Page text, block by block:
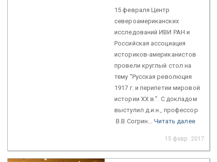
15 февраля Центр
североамериканских
исследований ИВИ РАН и
Российская ассоциация
историков-американистов
провели круглый стол на
тему "Русская революция
1917 г. и перипетии мировой
истории ХХ в.". С докладом
выступил д.и.н., профессор
В.В.Согрин... Читать далее
15 февр. 2017